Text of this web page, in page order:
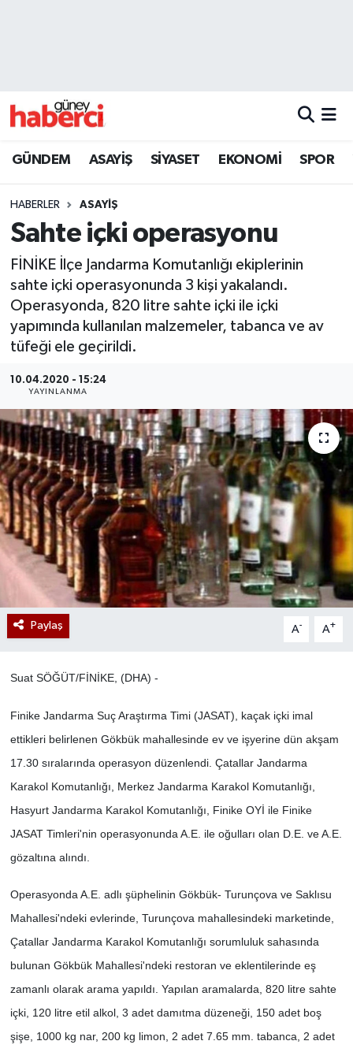
GÜNDEM ASAYİŞ SİYASET EKONOMİ SPOR
HABERLER ASAYİŞ
Sahte içki operasyonu
FİNİKE İlçe Jandarma Komutanlığı ekiplerinin
sahte içki operasyonunda 3 kişi yakalandı.
Operasyonda, 820 litre sahte içki ile içki
yapımında kullanılan malzemeler, tabanca ve av
tüfeği ele geçirildi.
10.04.2020 - 15:24
YAYINLANMA
Paylaş A- A+
Suat SÖĞÜT/FİNİKE, (DHA) -
Finike Jandarma Suç Araştırma Timi (JASAT), kaçak içki imal
ettikleri belirlenen Gökbük mahallesinde ev ve işyerine dün akşam
17.30 sıralarında operasyon düzenlendi. Çatallar Jandarma
Karakol Komutanlığı, Merkez Jandarma Karakol Komutanlığı,
Hasyurt Jandarma Karakol Komutanlığı, Finike OYİ ile Finike
JASAT Timleri'nin operasyonunda A.E. ile oğulları olan D.E. ve A.E.
gözaltına alındı.
Operasyonda A.E. adlı şüphelinin Gökbük- Turunçova ve Saklısu
Mahallesi'ndeki evlerinde, Turunçova mahallesindeki marketinde,
Çatallar Jandarma Karakol Komutanlığı sorumluluk sahasında
bulunan Gökbük Mahallesi'ndeki restoran ve eklentilerinde eş
zamanlı olarak arama yapıldı. Yapılan aramalarda, 820 litre sahte
içki, 120 litre etil alkol, 3 adet damıtma düzeneği, 150 adet boş
şişe, 1000 kg nar, 200 kg limon, 2 adet 7.65 mm. tabanca, 2 adet
Beyoğlu Trafik Yoğunluk Haritası
Son Dakika Haberleri
Haber Arşivi